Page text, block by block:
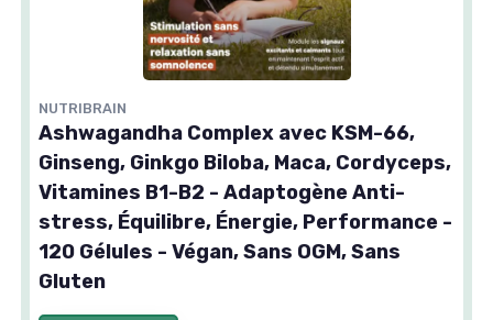
NUTRIBRAIN
Ashwagandha Complex avec KSM-66,
Ginseng, Ginkgo Biloba, Maca, Cordyceps,
Vitamines B1-B2 - Adaptogène Anti-
stress, Équilibre, Énergie, Performance -
120 Gélules - Végan, Sans OGM, Sans
Gluten